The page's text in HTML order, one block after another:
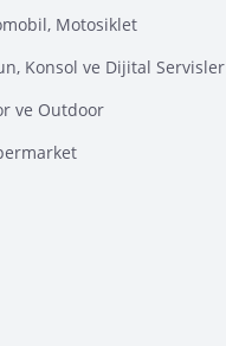
Motosiklet
Konsol ve Dijital Servisler
ve Outdoor